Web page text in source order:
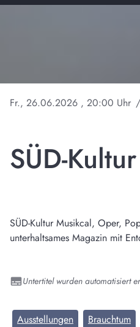
Fr., 26.06.2026 , 20:00 Uhr /
SÜD-
SÜD-Kultur Musikcal, Oper,
unterhaltsames Magazin mit
Untertitel wurden automatisiert
Ausstellungen Brauchtum